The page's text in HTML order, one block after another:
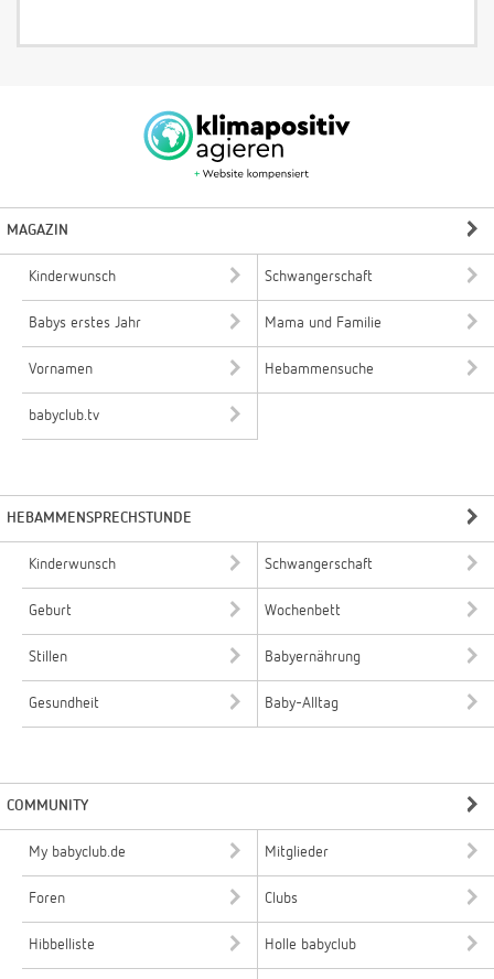
MAGAZIN
Kinderwunsch Schwangerschaft
Babys erstes Jahr Mama und Familie
Vornamen Hebammensuche
babyclub.tv
HEBAMMENSPRECHSTUNDE
Kinderwunsch Schwangerschaft
Geburt Wochenbett
Stillen Babyernährung
Gesundheit Baby-Alltag
COMMUNITY
My babyclub.de Mitglieder
Foren Clubs
Hibbelliste Holle babyclub